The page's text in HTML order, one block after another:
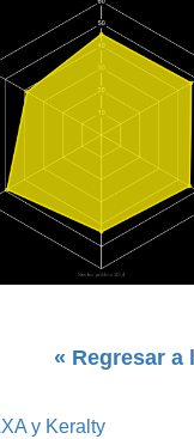
« Regresar a
y Keralty